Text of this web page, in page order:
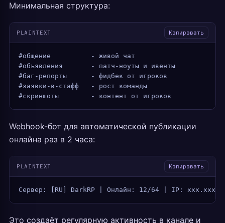
Минимальная структура:
PLAINTEXT Копировать
#общение          - живой чат
#объявления       - патч-ноуты и ивенты
#баг-репорты      - фидбек от игроков
#заявки-в-стафф   - рост команды
#скриншоты        - контент от игроков
Webhook-бот для автоматической публикации
онлайна раз в 2 часа:
PLAINTEXT Копировать
Сервер: [RU] DarkRP | Онлайн: 12/64 | IP:
Это создаёт регулярную активность в канале и